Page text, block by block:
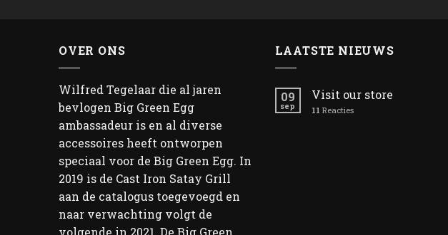
OVER ONS
Wilfred Tegelaar die al jaren
bevlogen Big Green Egg
ambassadeur is en al diverse
accessoires heeft ontworpen
speciaal voor de Big Green Egg. In
2019 is de Cast Iron Satay Grill
aan de catalogus toegevoegd en
naar verwachting volgt de
volgende in 2021. De Big Green
LAATSTE NIEUWS
09
sep
Visit our store
11 Reacties